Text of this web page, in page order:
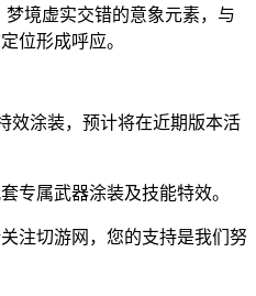
境虚实交错的意象元素，与
位形成呼应。
效涂装，预计将在近期版本活
专属武器涂装及技能特效。
注切游网，您的支持是我们努